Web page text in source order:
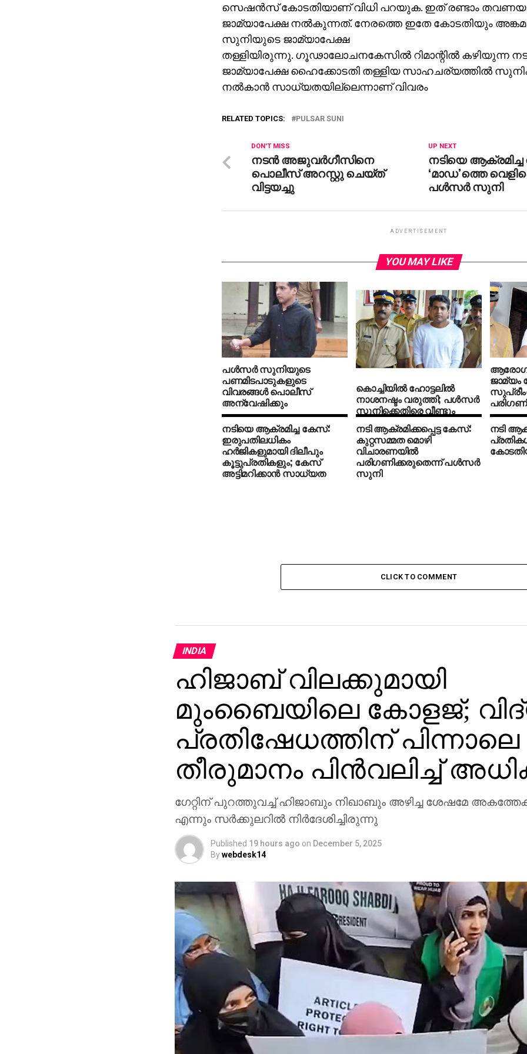
സെഷന്‍സ് കോടതിയാണ് വിധി പറയുക. ഇത് രണ്ടാം
ജാമ്യാപേക്ഷ നല്‍കുന്നത്. നേരത്തെ ഇതേ കോടതിയും
സുനിയുടെ ജാമ്യാപേക്ഷ
തള്ളിയിരുന്നു. ഗൂഢാലോചനകേസില്‍ റിമാന്റില്‍ കഴിയുന്ന നടന്‍
ജാമ്യാപേക്ഷ ഹൈക്കോടതി തള്ളിയ സാഹചര്യത്തില്‍
നല്‍കാന്‍ സാധ്യതയില്ലെന്നാണ് വിവരം
RELATED TOPICS: PULSAR SUNI
UP NEXT
നടിയെ
‘മാഡ’ത്തെ
പള്‍സര്‍ സുനി
DON'T MISS
നടന്‍ അജുവര്‍ഗീസിനെ
പൊലീസ് അറസ്റ്റു ചെയ്ത്
വിട്ടയച്ചു
ADVERTISEMENT
YOU MAY LIKE
പള്‍സര്‍ സുനിയുടെ
പണമിടപാടുകളുടെ
വിവരങ്ങള്‍ പൊലീസ്
അന്വേഷിക്കും
കൊച്ചിയില്‍ ഹോട്ടലില്‍
നാശനഷ്ടം വരുത്തി; പള്‍സര്‍
സുനിക്കെതിരെ വീണ്ടും
കേസ്
നടിയെ ആക്രമിച്ച കേസ്:
ഇരുപതിലധികം
ഹര്‍ജികളുമായി ദിലീപും
കൂട്ടുപ്രതികളും; കേസ്
അട്ടിമറിക്കാന്‍ സാധ്യത
നടി ആക്രമിക്കപ്പെട്ട കേസ്:
കുറ്റസമ്മത മൊഴി
വിചാരണയില്‍
പരിഗണിക്കരുതെന്ന് പള്‍സര്‍
സുനി
നടി
CLICK TO COMMENT
INDIA
ഹിജാബ് വിലക്കുമായി
മുംബൈയിലെ കോളജ്;
പ്രതിഷേധത്തിന് പിന്നാലെ
തീരുമാനം പിൻ‌വലിച്ച്
​ഗേറ്റിന് പുറത്തുവച്ച് ഹിജാബും നിഖാബും അഴിച്ച ശേഷമേ
എന്നും സർക്കുലറിൽ നിർദേശിച്ചിരുന്നു
Published 19 hours ago on December 5, 2025
Bywebdesk14